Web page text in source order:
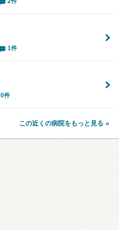
1件
0件
この近くの病院をもっと見る »